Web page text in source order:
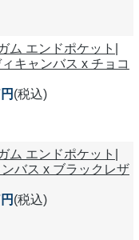
ム エンドポケット|
キャンバス x チョコ
(税込)
ム エンドポケット|
バス x ブラックレザ
(税込)